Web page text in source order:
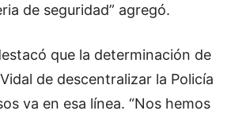
de seguridad” agregó.
que la determinación de
de descentralizar la Policía
va en esa línea. “Nos hemos